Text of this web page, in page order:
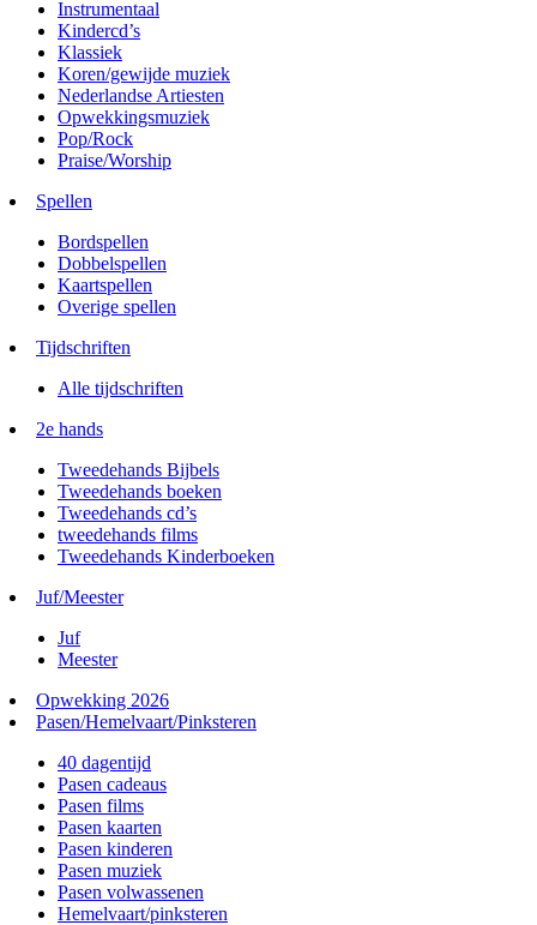
Instrumentaal
Kindercd’s
Klassiek
Koren/gewijde muziek
Nederlandse Artiesten
Opwekkingsmuziek
Pop/Rock
Praise/Worship
Spellen
Bordspellen
Dobbelspellen
Kaartspellen
Overige spellen
Tijdschriften
Alle tijdschriften
2e hands
Tweedehands Bijbels
Tweedehands boeken
Tweedehands cd’s
tweedehands films
Tweedehands Kinderboeken
Juf/Meester
Juf
Meester
Opwekking 2026
Pasen/Hemelvaart/Pinksteren
40 dagentijd
Pasen cadeaus
Pasen films
Pasen kaarten
Pasen kinderen
Pasen muziek
Pasen volwassenen
Hemelvaart/pinksteren